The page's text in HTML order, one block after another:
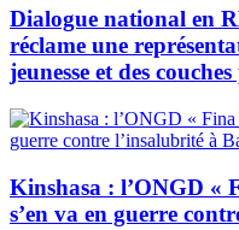
Dialogue national en
réclame une
jeunesse et des
Kinshasa : l’ONGD «
s’en va en guerre